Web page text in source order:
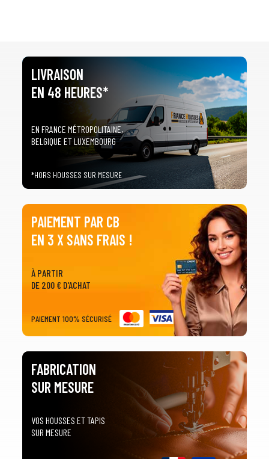
LIVRAISON
EN 48 HEURES*
EN FRANCE MÉTROPOLITAINE,
BELGIQUE ET LUXEMBOURG
*HORS HOUSSES SUR MESURE
PAIEMENT PAR CB
EN 3 X SANS FRAIS !
À PARTIR
DE 200 € D'ACHAT
PAIEMENT 100% SÉCURISÉ
FABRICATION
SUR MESURE
VOS HOUSSES ET TAPIS
SUR MESURE